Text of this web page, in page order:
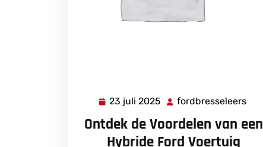
23 juli 2025 23
2025
fordbresseleers
Ontdek de Voordelen van een
Hybride Ford Voertuig